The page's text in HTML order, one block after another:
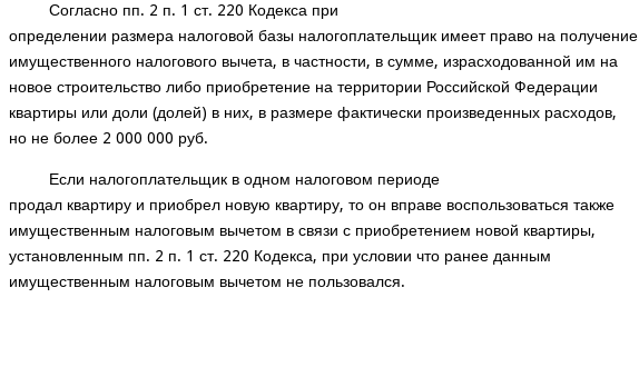
Согласно пп. 2 п. 1 ст. 220 Кодекса при
определении размера налоговой базы налогоплательщик имеет право на получение
имущественного налогового вычета, в частности, в сумме, израсходованной им на
новое строительство либо приобретение на территории Российской Федерации
квартиры или доли (долей) в них, в размере фактически произведенных расходов,
но не более 2 000 000 руб.
Если налогоплательщик в одном налоговом периоде
продал квартиру и приобрел новую квартиру, то он вправе воспользоваться также
имущественным налоговым вычетом в связи с приобретением новой квартиры,
установленным пп. 2 п. 1 ст. 220 Кодекса, при условии что ранее данным
имущественным налоговым вычетом не пользовался.